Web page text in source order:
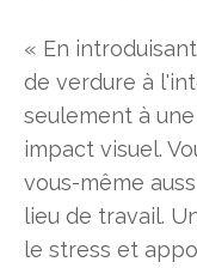
« En
de verdure à
seulement à
impact visuel.
vous-même
lieu de travail.
le stress et